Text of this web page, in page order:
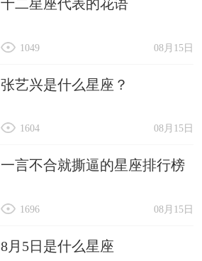
十二星座代表的花语
08月15日
1049
张艺兴是什么星座？
08月15日
1604
一言不合就撕逼的星座排行榜
08月15日
1696
8月5日是什么星座